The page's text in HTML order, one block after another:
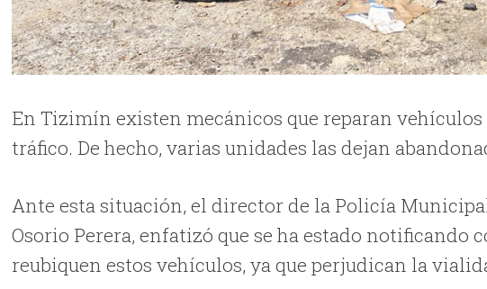
En Tizimín existen mecánicos que reparan
tráfico. De hecho, varias unidades las dejan
Ante esta situación, el director de la Policía
Osorio Perera, enfatizó que se ha estado notificando
reubiquen estos vehículos, ya que perjudican la